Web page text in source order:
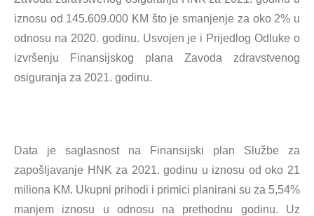
iznosu od 145.609.000 KM što je smanjenje za oko 2% u
odnosu na 2020. godinu. Usvojen je i Prijedlog Odluke o
izvršenju Finansijskog plana Zavoda zdravstvenog
osiguranja za 2021. godinu.
Data je saglasnost na Finansijski plan Službe za
zapošljavanje HNK za 2021. godinu u iznosu od oko 21
miliona KM. Ukupni prihodi i primici planirani su za 5,54%
manjem iznosu u odnosu na prethodnu godinu. Uz